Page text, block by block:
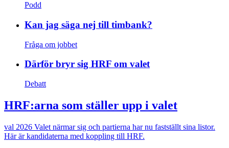
Podd
Kan jag säga nej till timbank?
Fråga om jobbet
Därför bryr sig HRF om valet
Debatt
HRF:arna som ställer upp i valet
val 2026 Valet närmar sig och partierna har nu fastställt sina listor.
Här är kandidaterna med koppling till HRF.